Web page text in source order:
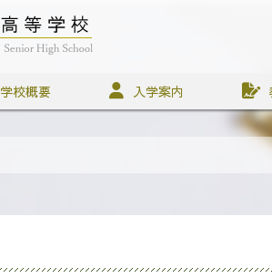
学校概要 入学案内